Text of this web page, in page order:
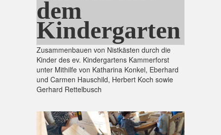
dem
Kindergarten
Zusammenbauen von Nistkästen durch die
Kinder des ev. Kindergartens Kammerforst
unter Mithilfe von Katharina Konkel, Eberhard
und Carmen Hauschild, Herbert Koch sowie
Gerhard Rettelbusch